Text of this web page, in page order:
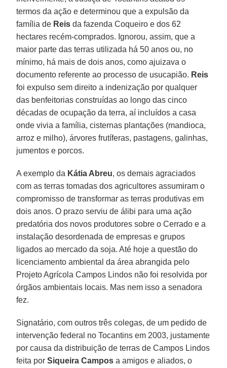
termos da ação e determinou que a expulsão da
família de Reis da fazenda Coqueiro e dos 62
hectares recém-comprados. Ignorou, assim, que a
maior parte das terras utilizada há 50 anos ou, no
mínimo, há mais de dois anos, como ajuizava o
documento referente ao processo de usucapião. Reis
foi expulso sem direito a indenização por qualquer
das benfeitorias construídas ao longo das cinco
décadas de ocupação da terra, aí incluídos a casa
onde vivia a família, cisternas plantações (mandioca,
arroz e milho), árvores frutíferas, pastagens, galinhas,
jumentos e porcos.
A exemplo da Kátia Abreu, os demais agraciados
com as terras tomadas dos agricultores assumiram o
compromisso de transformar as terras produtivas em
dois anos. O prazo serviu de álibi para uma ação
predatória dos novos produtores sobre o Cerrado e a
instalação desordenada de empresas e grupos
ligados ao mercado da soja. Até hoje a questão do
licenciamento ambiental da área abrangida pelo
Projeto Agrícola Campos Lindos não foi resolvida por
órgãos ambientais locais. Mas nem isso a senadora
fez.
Signatário, com outros três colegas, de um pedido de
intervenção federal no Tocantins em 2003, justamente
por causa da distribuição de terras de Campos Lindos
feita porSiqueira Campos a amigos e aliados, o